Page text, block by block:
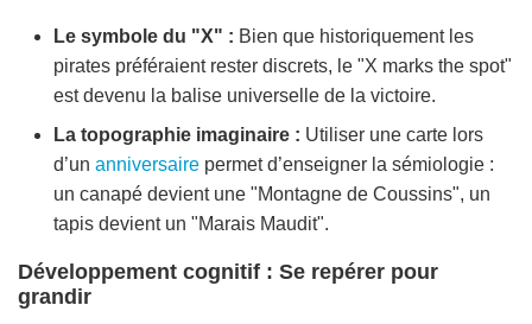
Le symbole du "X" : Bien que historiquement les
pirates préféraient rester discrets, le "X marks the spot"
est devenu la balise universelle de la victoire.
La topographie imaginaire : Utiliser une carte lors
d’un anniversaire permet d’enseigner la sémiologie :
un canapé devient une "Montagne de Coussins", un
tapis devient un "Marais Maudit".
Développement cognitif : Se repérer pour
grandir